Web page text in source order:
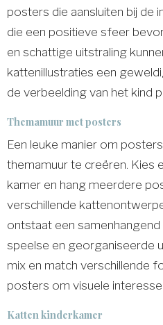
posters die aansluiten bij de
die een positieve sfeer
en schattige uitstraling
kattenillustraties een
de verbeelding van het kind
Themamuur met posters
Een leuke manier om
themamuur te creëren. Kies
kamer en hang meerdere
verschillende
ontstaat een
speelse en georganiseerde
mix en match verschillende
posters om visuele
Katten kinderkamer